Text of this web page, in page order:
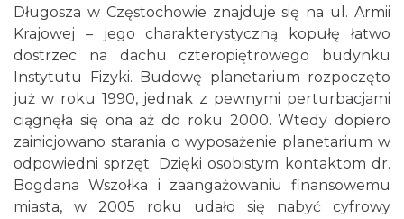
Długosza w Częstochowie znajduje się na ul. Armii
Krajowej – jego charakterystyczną kopułę łatwo
dostrzec na dachu czteropiętrowego budynku
Instytutu Fizyki. Budowę planetarium rozpoczęto
już w roku 1990, jednak z pewnymi perturbacjami
ciągnęła się ona aż do roku 2000. Wtedy dopiero
zainicjowano starania o wyposażenie planetarium w
odpowiedni sprzęt. Dzięki osobistym kontaktom dr.
Bogdana Wszołka i zaangażowaniu finansowemu
miasta, w 2005 roku udało się nabyć cyfrowy